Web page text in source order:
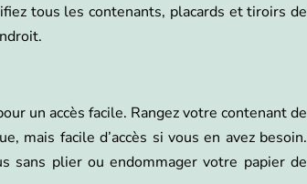
tous les contenants, placards et tiroirs de
un accès facile. Rangez votre contenant de
mais facile d’accès si vous en avez besoin.
sans plier ou endommager votre papier de